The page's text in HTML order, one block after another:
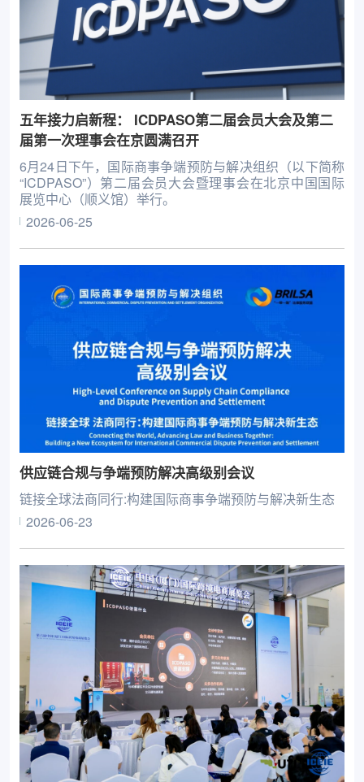
五年接力启新程： ICDPASO第二届会员大会及第二
届第一次理事会在京圆满召开
6月24日下午，国际商事争端预防与解决组织（以下简称
“ICDPASO”）第二届会员大会暨理事会在北京中国国际
展览中心（顺义馆）举行。
2026-06-25
供应链合规与争端预防解决高级别会议
链接全球法商同行:构建国际商事争端预防与解决新生态
2026-06-23